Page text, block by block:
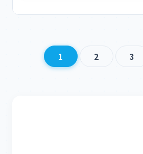
1 2 3